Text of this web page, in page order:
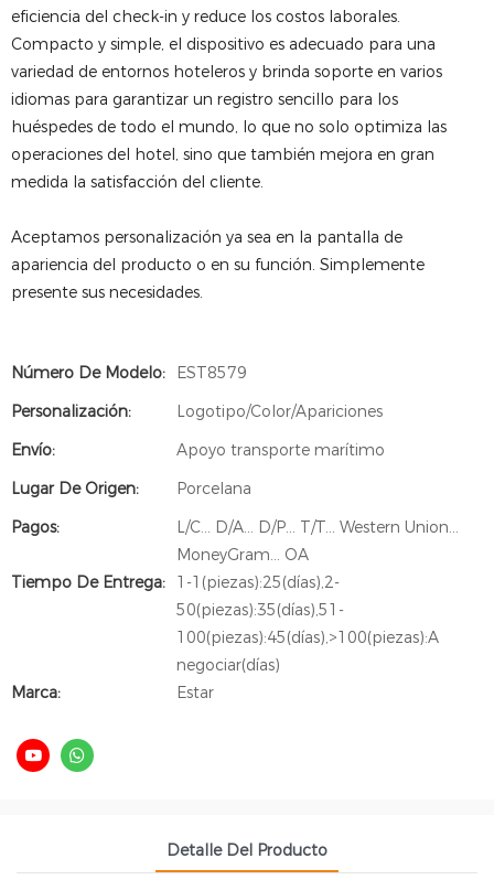
eficiencia del check-in y reduce los costos laborales.
Compacto y simple, el dispositivo es adecuado para una
variedad de entornos hoteleros y brinda soporte en varios
idiomas para garantizar un registro sencillo para los
huéspedes de todo el mundo, lo que no solo optimiza las
operaciones del hotel, sino que también mejora en gran
medida la satisfacción del cliente.
Aceptamos personalización ya sea en la pantalla de
apariencia del producto o en su función. Simplemente
presente sus necesidades.
Número De Modelo:
EST8579
Personalización:
Logotipo/Color/Apariciones
Envío:
Apoyo transporte marítimo
Lugar De Origen:
Porcelana
Pagos:
L/C... D/A... D/P... T/T... Western Union...
MoneyGram... OA
Tiempo De Entrega:
1-1(piezas):25(días),2-
50(piezas):35(días),51-
100(piezas):45(días),>100(piezas):A
negociar(días)
Marca:
Estar
Detalle Del Producto